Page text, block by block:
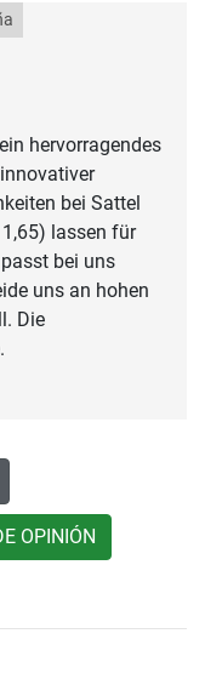
hervorragendes
bei Sattel
lassen für
bei uns
uns an hohen
Die
OPINIÓN